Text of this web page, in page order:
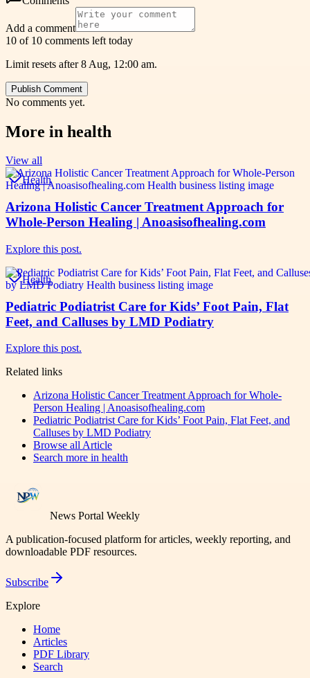
Add a comment
10 of 10 comments left today
Limit resets after 8 Aug, 12:00 am.
Publish Comment
No comments yet.
More in health
View all
Health
Arizona Holistic Cancer Treatment Approach for
Whole-Person Healing | Anoasisofhealing.com
Explore this post.
Health
Pediatric Podiatrist Care for Kids’ Foot Pain, Flat
Feet, and Calluses by LMD Podiatry
Explore this post.
Related links
Arizona Holistic Cancer Treatment Approach for Whole-
Person Healing | Anoasisofhealing.com
Pediatric Podiatrist Care for Kids’ Foot Pain, Flat Feet, and
Calluses by LMD Podiatry
Browse all Article
Search more in health
News Portal Weekly
A publication-focused platform for articles, weekly reporting, and
downloadable PDF resources.
Subscribe
Explore
Home
Articles
PDF Library
Search